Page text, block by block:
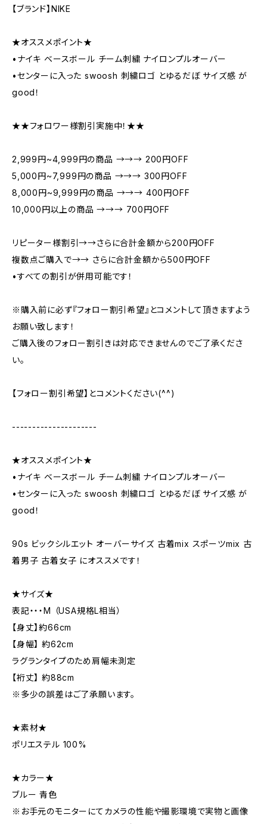
【ブランド】NIKE
★オススメポイント★
•ナイキ ベースボール チーム刺繍 ナイロンプルオーバー
•センターに入った swoosh 刺繍ロゴ とゆるだぼ サイズ感 が
good！
★★フォロワー様割引実施中！★★
2,999円~4,999円の商品 →→→ 200円OFF
5,000円~7,999円の商品 →→→ 300円OFF
8,000円~9,999円の商品 →→→ 400円OFF
10,000円以上の商品 →→→ 700円OFF
リピーター様割引→→さらに合計金額から200円OFF
複数点ご購入で→→ さらに合計金額から500円OFF
•すべての割引が併用可能です！
※購入前に必ず『フォロー割引希望』とコメントして頂きますよう
お願い致します！
ご購入後のフォロー割引きは対応できませんのでご了承くださ
い。
【フォロー割引希望】とコメントください(^^)
---------------------
★オススメポイント★
•ナイキ ベースボール チーム刺繍 ナイロンプルオーバー
•センターに入った swoosh 刺繍ロゴ とゆるだぼ サイズ感 が
good！
90s ビックシルエット オーバーサイズ 古着mix スポーツmix 古
着男子 古着女子 にオススメです！
★サイズ★
表記・・・M （USA規格L相当）
【身丈】約66cm
【身幅】 約62cm
ラグランタイプのため肩幅未測定
【裄丈】 約88cm
※多少の誤差はご了承願います。
★素材★
ポリエステル 100%
★カラー★
ブルー 青色
※お手元のモニターにてカメラの性能や撮影環境で実物と画像